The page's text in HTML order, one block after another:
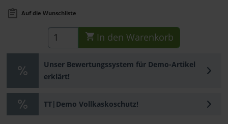
Auf die Wunschliste
In den Warenkorb
Unser Bewertungssystem für Demo-Artikel
erklärt!
TT|Demo Vollkaskoschutz!